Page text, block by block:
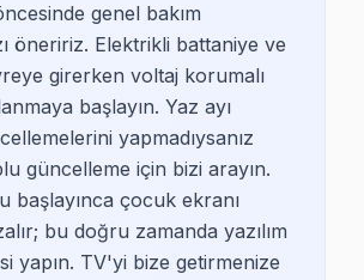
mahallesi, genelde apartman
lüks konut projeleri ile dikkat
hem tarihi dokusu hem de
genel bakım
öneririz. Elektrikli battaniye ve
girerken voltaj korumalı
başlayın. Yaz ayı
yapmadıysanız
güncelleme için bizi arayın.
başlayınca çocuk ekranı
bu doğru zamanda yazılım
yapın. TV'yi bize getirmenize